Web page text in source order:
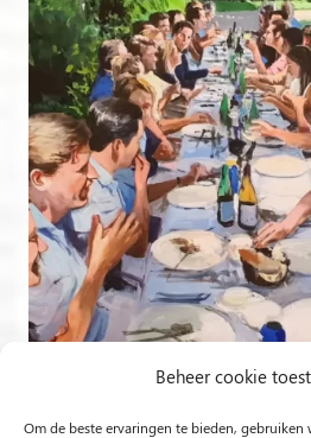
Beheer cookie
Om de beste ervaringen te bieden,